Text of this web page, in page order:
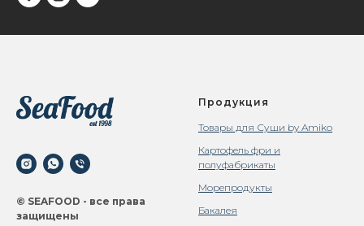
© SEAFOOD - все права
защищены
Продукция
Товары для Суши by Amiko
Картофель фри и
полуфабрикаты
Морепродукты
Бакалея